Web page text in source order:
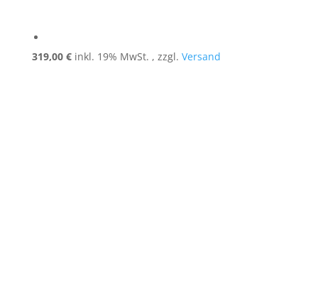
319,00 €inkl. 19% MwSt. , zzgl. Versand